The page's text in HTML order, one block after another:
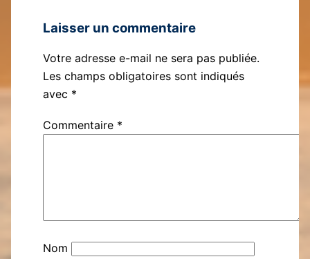
Laisser un commentaire
Votre adresse e-mail ne sera pas publiée.
Les champs obligatoires sont indiqués
avec *
Commentaire *
Nom